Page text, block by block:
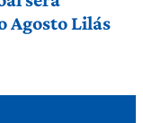
Agosto Lilás